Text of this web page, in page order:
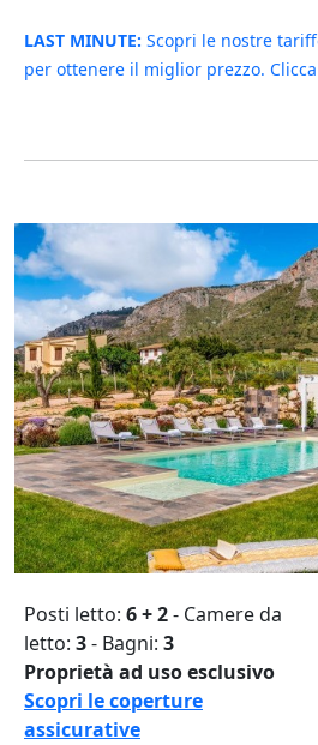
LAST MINUTE: Scopri le nostre
per ottenere il miglior prezzo.
Posti letto: 6 + 2- Camere da
letto: 3- Bagni: 3
Proprietà ad uso esclusivo
Scopri le coperture
assicurative